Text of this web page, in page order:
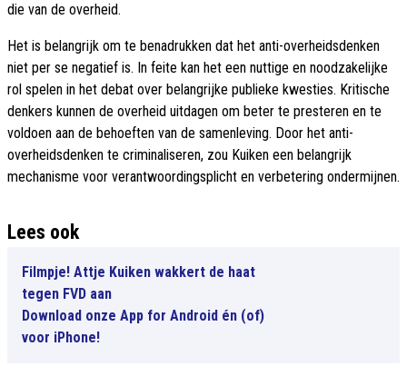
die van de overheid.
Het is belangrijk om te benadrukken dat het anti-overheidsdenken
niet per se negatief is. In feite kan het een nuttige en noodzakelijke
rol spelen in het debat over belangrijke publieke kwesties. Kritische
denkers kunnen de overheid uitdagen om beter te presteren en te
voldoen aan de behoeften van de samenleving. Door het anti-
overheidsdenken te criminaliseren, zou Kuiken een belangrijk
mechanisme voor verantwoordingsplicht en verbetering ondermijnen.
Lees ook
Filmpje! Attje Kuiken wakkert de haat
tegen FVD aan
Download onze App for Android én (of)
voor iPhone!